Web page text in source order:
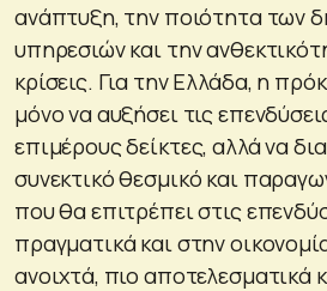
ανάπτυξη, την ποιότητα των
υπηρεσιών και την
κρίσεις. Για την Ελλάδα, η
μόνο να αυξήσει τις
επιμέρους δείκτες, αλλά να
συνεκτικό θεσμικό και
που θα επιτρέπει στις
πραγματικά και στην
ανοιχτά, πιο αποτελεσματικά